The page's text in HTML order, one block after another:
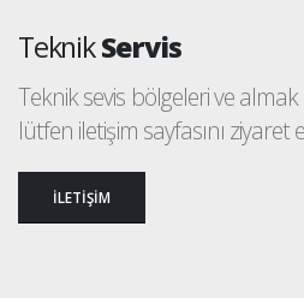
TeknikServis
Teknik sevis bölgeleri ve almak
lütfen iletişim sayfasını ziyaret
İLETİŞİM